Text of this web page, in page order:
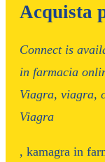
Acquista
Connect is
in farmacia
Viagra, viagra,
Viagra
, kamagra in